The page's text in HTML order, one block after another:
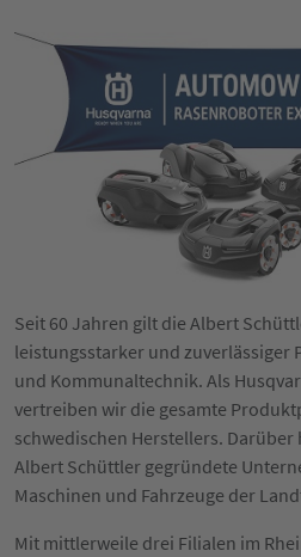
Seit 60 Jahren gilt die Albert
leistungsstarker und zuverlässiger
und Kommunaltechnik. Als
vertreiben wir die gesamte
schwedischen Herstellers. Darüber
Albert Schüttler gegründete
Maschinen und Fahrzeuge der
Mit mittlerweile drei Filialen im